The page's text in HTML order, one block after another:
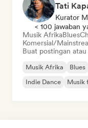
Tati
Kurator
< 100 jawaban
Musik AfrikaBlues
Komersial/
Buat postingan
Musik Afrika Blues
Indie Dance
Musik